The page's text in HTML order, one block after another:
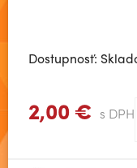
Dostupnosť:
2,00 € s DPH